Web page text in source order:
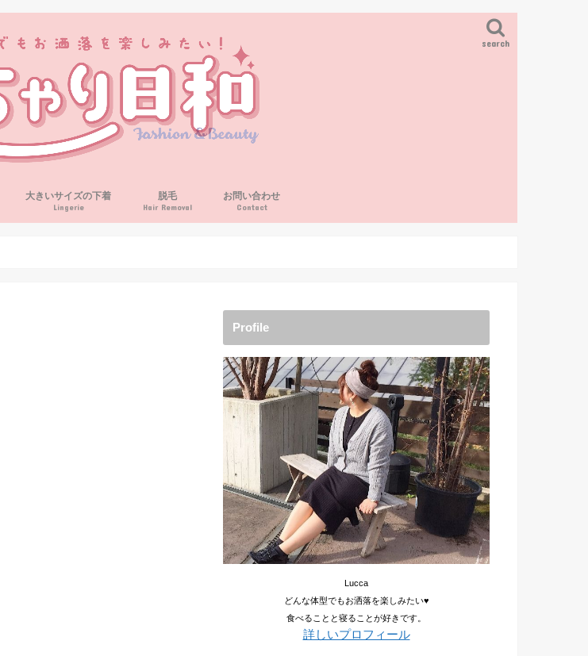
search
大きいサイズの下着
Lingerie
脱毛
Hair Removal
お問い合わせ
Contact
Profile
Lucca
どんな体型でもお洒落を楽しみたい♥
食べることと寝ることが好きです。
詳しいプロフィール